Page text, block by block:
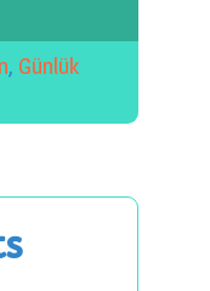
, Günlük